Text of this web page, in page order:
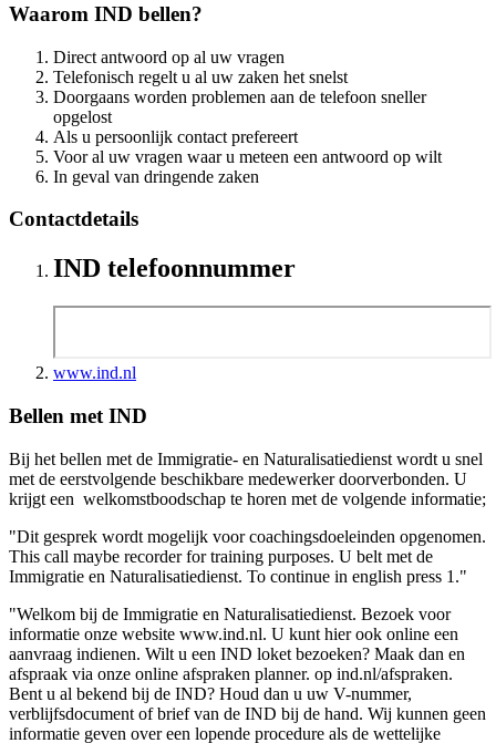
Waarom IND bellen?
Direct antwoord op al uw vragen
Telefonisch regelt u al uw zaken het snelst
Doorgaans worden problemen aan de telefoon sneller
opgelost
Als u persoonlijk contact prefereert
Voor al uw vragen waar u meteen een antwoord op wilt
In geval van dringende zaken
Contactdetails
IND telefoonnummer
www.ind.nl
Bellen met IND
Bij het bellen met de Immigratie- en Naturalisatiedienst wordt u snel
met de eerstvolgende beschikbare medewerker doorverbonden. U
krijgt een welkomstboodschap te horen met de volgende informatie;
"Dit gesprek wordt mogelijk voor coachingsdoeleinden opgenomen.
This call maybe recorder for training purposes. U belt met de
Immigratie en Naturalisatiedienst. To continue in english press 1."
"Welkom bij de Immigratie en Naturalisatiedienst. Bezoek voor
informatie onze website www.ind.nl. U kunt hier ook online een
aanvraag indienen. Wilt u een IND loket bezoeken? Maak dan en
afspraak via onze online afspraken planner. op ind.nl/afspraken.
Bent u al bekend bij de IND? Houd dan u uw V-nummer,
verblijfsdocument of brief van de IND bij de hand. Wij kunnen geen
informatie geven over een lopende procedure als de wettelijke